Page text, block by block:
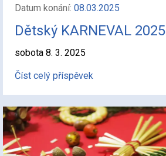
Datum konání: 08.03.2025
Dětský KARNEVAL 2025
sobota 8. 3. 2025
Číst celý příspěvek